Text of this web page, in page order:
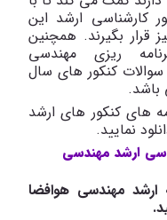
کارشناسی ارشد این
قرار بگیرند. همچنین
ریزی مهندسی
سوالات کنکور های سال
های کنکور های ارشد
نمایید.
ارشد مهندسی
ارشد مهندسی هوافضا